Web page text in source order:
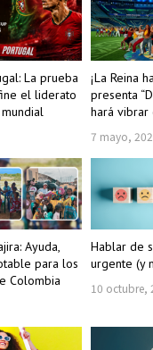
La prueba
el liderato
¡La Reina
presenta
hará
7 mayo,
Ayuda,
para los
Colombia
Hablar de
urgente (y
10 octubre,